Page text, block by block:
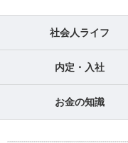
社会人ライフ
内定・入社
お金の知識